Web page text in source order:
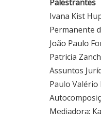
Palestrantes
Ivana Kist
Permanente
João Paulo
Patricia
Assuntos
Paulo Valério
Mediadora: